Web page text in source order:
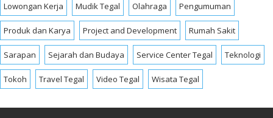
Lowongan Kerja Mudik Tegal Olahraga Pengumuman
Produk dan Karya Project and Development Rumah Sakit
Sarapan Sejarah dan Budaya Service Center Tegal Teknologi
Tokoh Travel Tegal Video Tegal Wisata Tegal